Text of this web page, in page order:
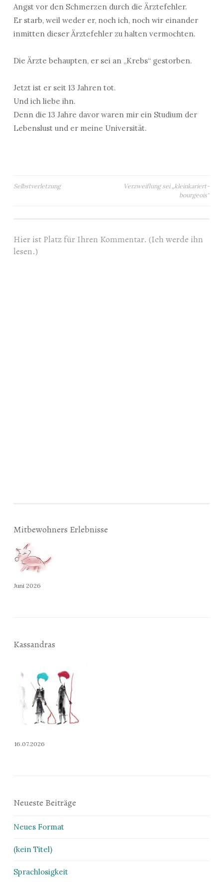
Angst vor den Schmerzen durch die Ärztefehler.
Er starb, weil weder er, noch ich, noch wir einander
inmitten dieser Ärztefehler zu halten vermochten.
Die Ärzte behaupten, er sei an „Krebs“ gestorben.
Jetzt ist er seit 13 Jahren tot.
Und ich liebe ihn.
Denn die 13 Jahre davor waren mir ein Studium der
Lebenslust und er meine Universität.
Beitragsnavigation
Selbstverletzung
Verzweiflung sei „kleinkariert-
bourgeois“
Hier ist Platz für Ihren Kommentar. (Ich werde ihn
lesen.)
Mitbewohners Erlebnisse
Juni 2026
Kassandras
16.07.2026
Neueste Beiträge
Neues Format
(kein Titel)
Sprachlosigkeit